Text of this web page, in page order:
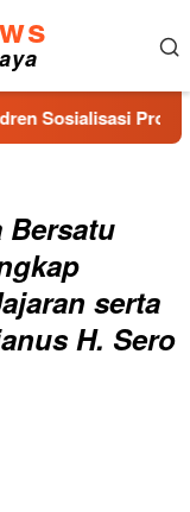
Program
Bersatu
serta
H. Sero